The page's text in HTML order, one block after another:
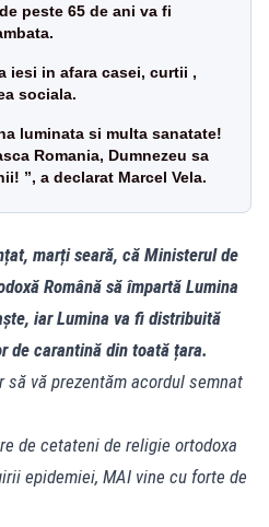
peste 65 de ani va fi
iesi in afara casei, curtii ,
sociala.
luminata si multa sanatate!
Romania, Dumnezeu sa
”, a declarat Marcel Vela.
marți seară, că Ministerul de
Română să împartă Lumina
iar Lumina va fi distribuită
de carantină din toată țara.
vă prezentăm acordul semnat
de cetateni de religie ortodoxa
epidemiei, MAI vine cu forte de